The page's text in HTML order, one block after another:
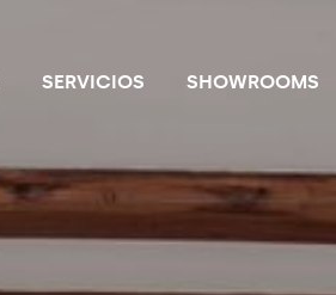
SERVICIOS SHOWROOMS